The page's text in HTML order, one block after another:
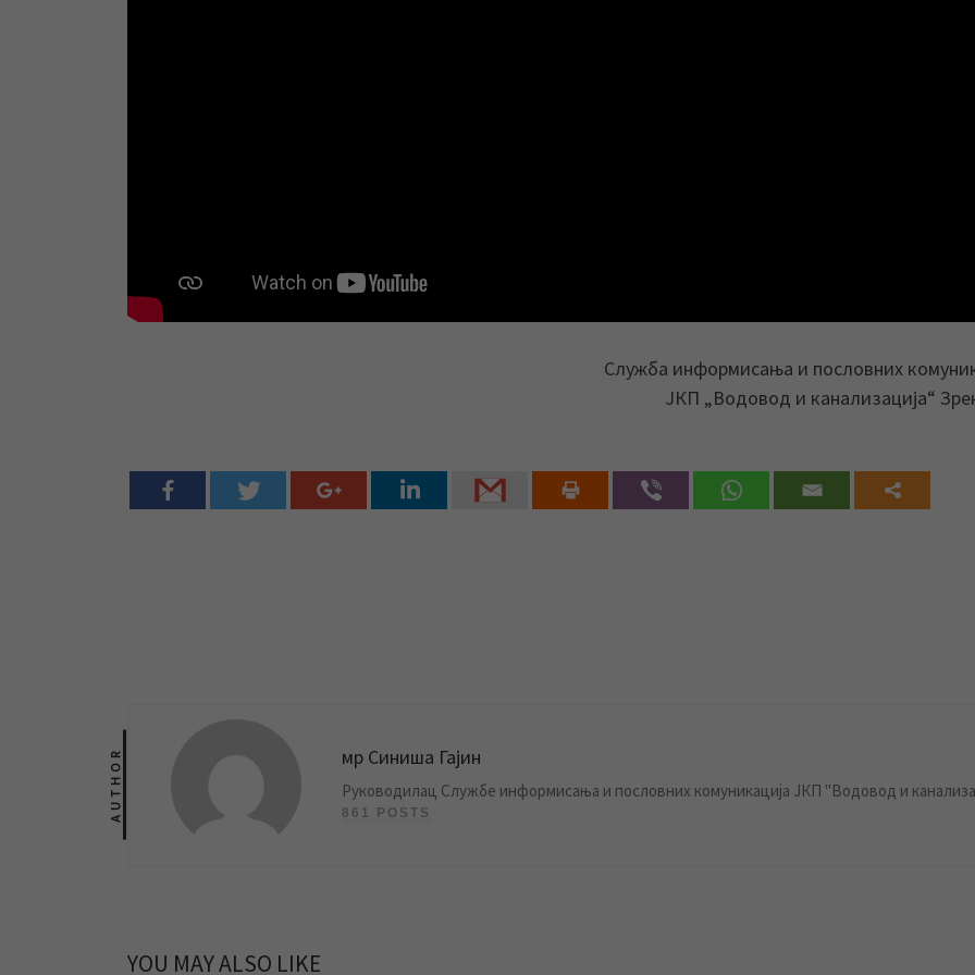
Служба информисања и пословних
ЈКП „Водовод и канализација“
AUTHOR мр Синиша Гајин
Руководилац Службе информисања и пословних комуникација ЈКП "Водовод и
861 POSTS
YOU MAY ALSO LIKE